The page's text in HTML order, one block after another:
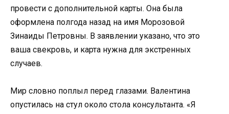
провести с дополнительной карты. Она была
оформлена полгода назад на имя Морозовой
Зинаиды Петровны. В заявлении указано, что это
ваша свекровь, и карта нужна для экстренных
случаев.
Мир словно поплыл перед глазами. Валентина
опустилась на стул около стола консультанта. «Я